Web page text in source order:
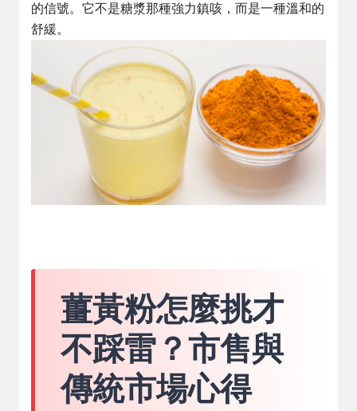
的信號。它不是糖漿那種強力鎮咳，而是一種溫和的
舒緩。
薑黃粉怎麼挑才
不踩雷？市售與
傳統市場心得